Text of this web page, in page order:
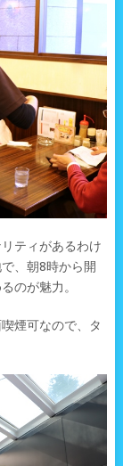
ティがあるわけ
、朝8時から開
のが魅力。
煙可なので、タ